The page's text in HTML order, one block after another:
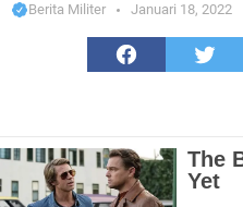
Berita Militer Januari 18, 2022